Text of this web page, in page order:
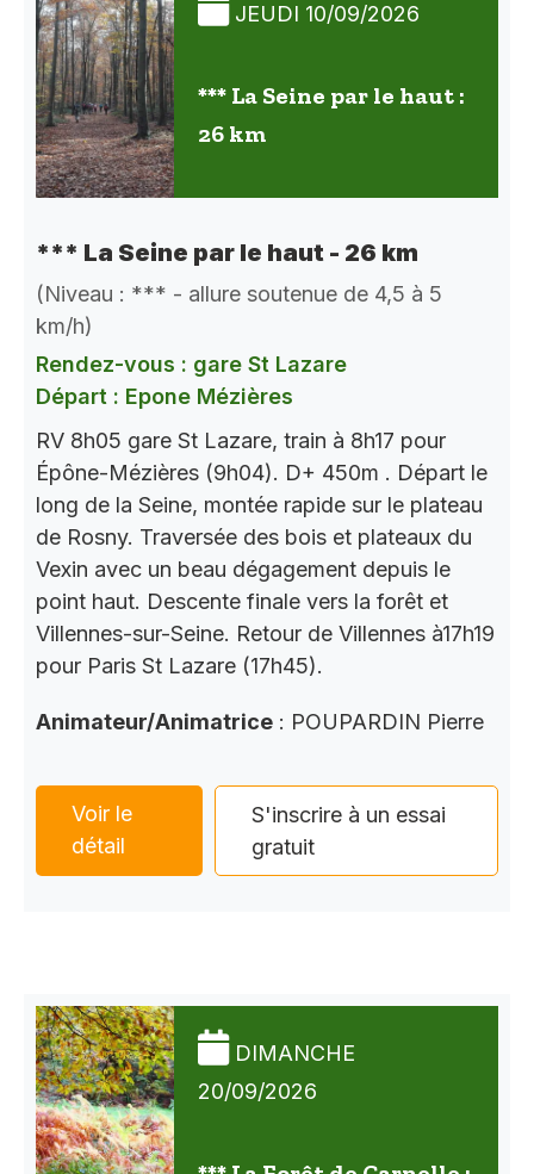
JEUDI 10/09/2026
*** La Seine par le haut :
26 km
*** La Seine par le haut - 26 km
(Niveau : *** - allure soutenue de 4,5 à 5
km/h)
Rendez-vous : gare St Lazare
Départ : Epone Mézières
RV 8h05 gare St Lazare, train à 8h17 pour
Épône-Mézières (9h04). D+ 450m . Départ le
long de la Seine, montée rapide sur le plateau
de Rosny. Traversée des bois et plateaux du
Vexin avec un beau dégagement depuis le
point haut. Descente finale vers la forêt et
Villennes-sur-Seine. Retour de Villennes à17h19
pour Paris St Lazare (17h45).
Animateur/Animatrice : POUPARDIN Pierre
Voir le
détail
S'inscrire à un essai
gratuit
DIMANCHE
20/09/2026